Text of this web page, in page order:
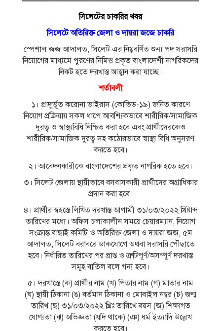
সিলেটের চাকরির খবর
সিলেটে অতিরিক্ত জেলা ও দায়রা জজে চাকরি
স্পেশাল জজ আদালত, সিলেট এর নিম্নবর্ণিত শুন্য পদ সরাসরি
নিয়ােগের মাধ্যমে পুরণের নিমিত্ত প্রকৃত বাংলাদেশী নাগরিকদের
নিকট হতে দরখাস্ত আহ্বান করা যাচ্ছে।
শর্তাবলী
১। প্রাদুর্ভূত করােনা ভাইরাস (কোভিড-১৯) জনিত কারণে
নিয়ােগ প্রক্রিয়ায় সকল ধাপে আবশ্যিকভাবে শারীরিক/সামাজিক
দুরত্ব ও স্বাস্থ্যবিধি নিশ্চিত করা হবে এবং প্রার্থীদেরকেও
শারীরিক/সামাজিক দুরত্ব সহ কঠোরভাবে স্বাস্থ্য বিধি অনুসরণ
করতে হবে।
২। আবেদনকারীকে বাংলাদেশের প্রকৃত নাগরিক হতে হবে।
৩। সিলেট জেলায় স্থায়ীভাবে বসবাসকারী প্রার্থীদের অগ্রাধিকার
প্রদান করা হবে।
৪। প্রার্থীর স্বহস্তে লিখিত দরখাস্ত আগামী ৩১/০৩/২০২২ খ্রিষ্টাব্দ
তারিখের মধ্যে। অফিস চলাকালীন সময়ে চেয়ারম্যান, নিয়ােগ
সংক্রান্ত বাছাই কমিটি ও অতিরিক্ত জেলা ও দায়রা জজ, ৫ম
আদালত, সিলেট বরাবরে ডাকযােগে অথবা সরাসরি পৌছাতে
হবে। নির্ধারিত তারিখের পর প্রাপ্ত ও ত্রুটিপূর্ণ/অসম্পূর্ণ দরখাস্ত
সমূহ বাতিল বলে গন্য হবে।
৫। দরখাস্তে (ক) প্রার্থীর নাম (খ) পিতার নাম (গ) মাতার নাম
(ঘ) স্থায়ী ঠিকানা (ঙ) বর্তমান ঠিকানা ও মােবাইল নম্বর (চ) জন্ম
তারিখ (ছ) ৩১/০৩/২০২২ খ্রিঃ তারিখে বয়স (জ) শিক্ষাগত
যােগ্যতা (ঝ) অভিজ্ঞতা (যদি থাকে) (ঞ) ধর্ম ইত্যাদি উল্লেখ
করতে হবে।